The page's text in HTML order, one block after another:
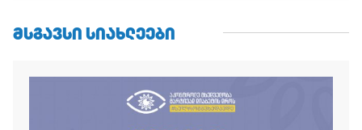
ᲛᲡᲒᲐᲕᲡᲘ ᲡᲘᲐᲮᲚᲔᲔᲑᲘ